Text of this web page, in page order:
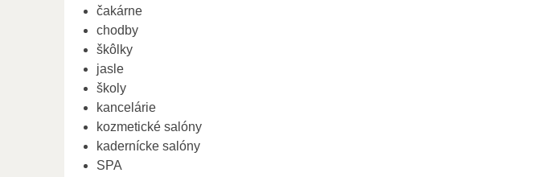
čakárne
chodby
škôlky
jasle
školy
kancelárie
kozmetické salóny
kadernícke salóny
SPA